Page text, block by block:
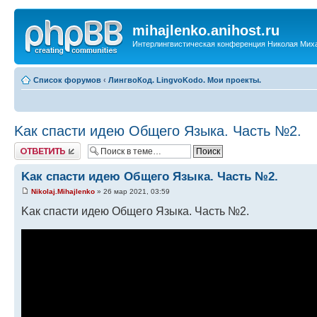
mihajlenko.anihost.ru
Интерлингвистическая конференция Николая
Список форумов ‹ ЛингвоКод. LingvoKodo. Мои проекты.
Kак спасти идею Общего Языка. Часть №2.
Ответить
Kак спасти идею Общего Языка. Часть №2.
Nikolaj.Mihajlenko » 26 мар 2021, 03:59
Kак спасти идею Общего Языка. Часть №2.